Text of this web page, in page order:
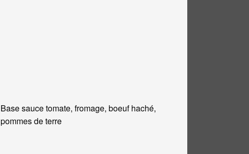
Base sauce tomate, fromage, boeuf haché,
pommes de terre